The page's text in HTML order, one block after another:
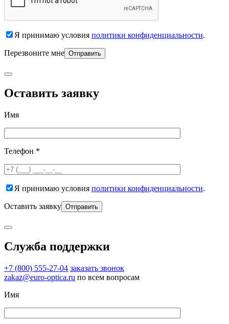
Я принимаю условия политики конфиденциальности.
Перезвоните мне
Оставить заявку
Имя
Телефон *
Я принимаю условия политики конфиденциальности.
Оставить заявку
Служба поддержки
+7 (800) 555-27-04 заказать звонок
zakaz@euro-optica.ru по всем вопросам
Имя